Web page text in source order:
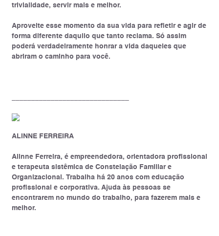
trivialidade, servir mais e melhor.
Aproveite esse momento da sua vida para refletir e agir de
forma diferente daquilo que tanto reclama. Só assim
poderá verdadeiramente honrar a vida daqueles que
abriram o caminho para você.
ALINNE FERREIRA
Alinne Ferreira, é empreendedora, orientadora profissional
e terapeuta sistêmica de Constelação Familiar e
Organizacional. Trabalha há 20 anos com educação
profissional e corporativa. Ajuda às pessoas se
encontrarem no mundo do trabalho, para fazerem mais e
melhor.